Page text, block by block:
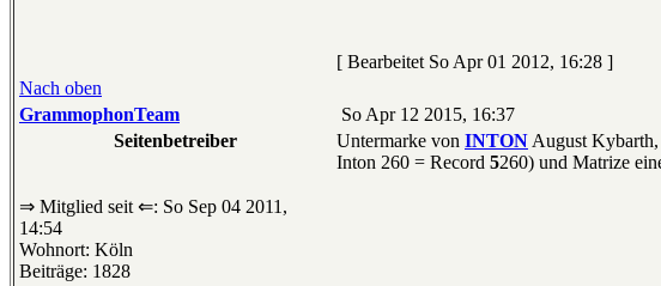
[ Bearbeitet So Apr 01 2012, 16:28 ]
Nach oben
GrammophonTeam
So Apr 12 2015, 16:37
Seitenbetreiber
⇒ Mitglied seit ⇐: So Sep 04 2011,
14:54
Wohnort: Köln
Beiträge: 1828
Untermarke von INTON August
Inton 260 = Record 5260) und Matrize